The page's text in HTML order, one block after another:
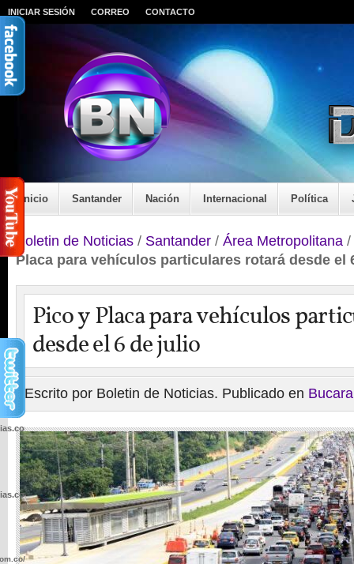
INICIAR SESIÓN CORREO CONTACTO
Inicio Santander Nación Internacional Política
Boletin de Noticias / Santander / Área Metropolitana /
Placa para vehículos particulares rotará desde el
Pico y Placa para vehículos
desde el 6 de julio
Escrito por Boletin de Noticias. Publicado en
wp-
wp-
wp-